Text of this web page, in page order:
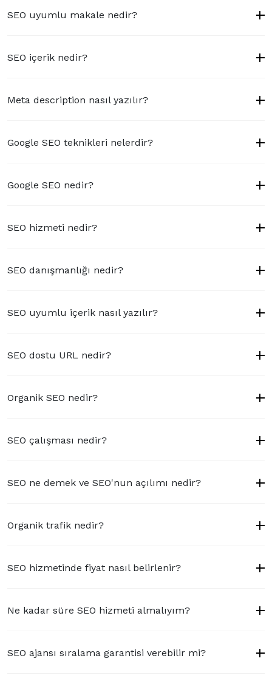
SEO uyumlu makale nedir?
SEO içerik nedir?
Meta description nasıl yazılır?
Google SEO teknikleri nelerdir?
Google SEO nedir?
SEO hizmeti nedir?
SEO danışmanlığı nedir?
SEO uyumlu içerik nasıl yazılır?
SEO dostu URL nedir?
Organik SEO nedir?
SEO çalışması nedir?
SEO ne demek ve SEO'nun açılımı nedir?
Organik trafik nedir?
SEO hizmetinde fiyat nasıl belirlenir?
Ne kadar süre SEO hizmeti almalıyım?
SEO ajansı sıralama garantisi verebilir mi?